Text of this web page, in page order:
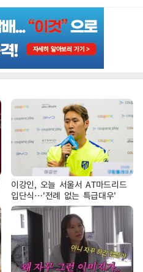
이강인, 오늘 서울서 AT마드리드
입단식…'전례 없는 특급대우'